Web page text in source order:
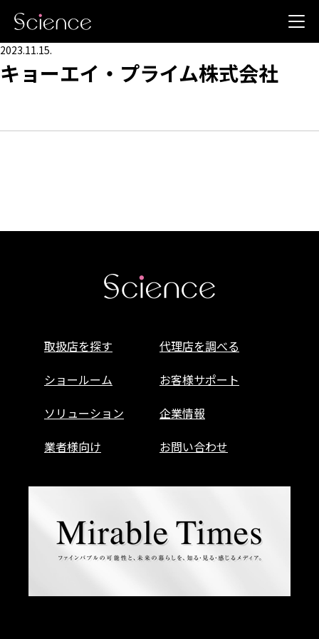
2023.11.15.
キョーエイ・プライム株式会社
取扱店を探す
代理店を調べる
ショールーム
お客様サポート
ソリューション
企業情報
業者様向け
お問い合わせ